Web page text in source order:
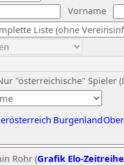
Vorname
"österreichische" Spieler
Burgenland
Rohr (Grafik Elo-Zeitreihe